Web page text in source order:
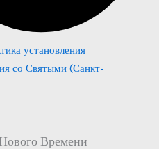
установления
со Святыми (Санкт-
Времени